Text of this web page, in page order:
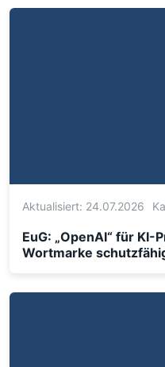
Aktualisiert: 24.07.2026
EuG: „OpenAI“ für KI-
Wortmarke